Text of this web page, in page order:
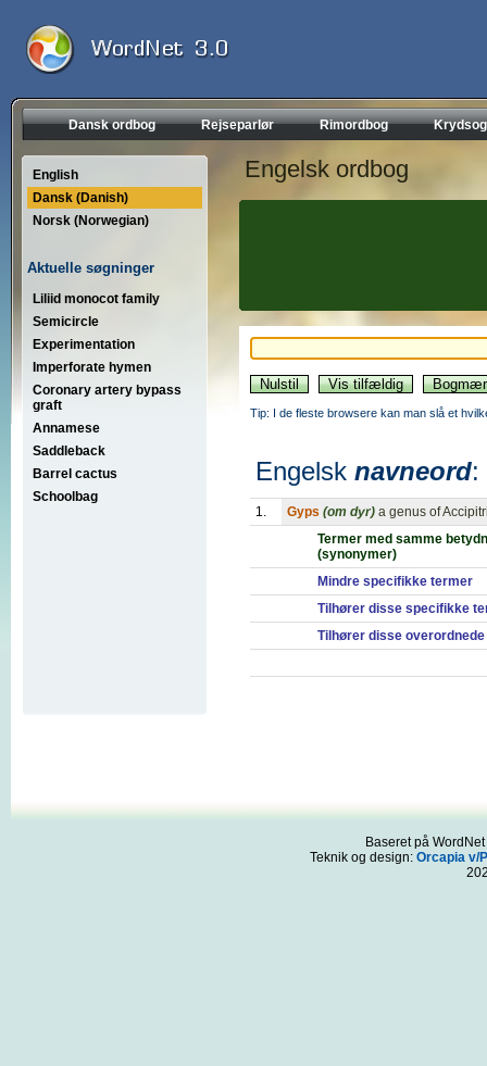
Dansk ordbog Rejseparlør Rimordbog
English
Dansk (Danish)
Norsk (Norwegian)
Aktuelle søgninger
Liliid monocot family
Semicircle
Experimentation
Imperforate hymen
Coronary artery bypass
graft
Annamese
Saddleback
Barrel cactus
Schoolbag
Engelsk ordbog
Tip: I de fleste browsere kan man slå et
Engelsk navneord:
1. Gyps (om dyr) a genus of
Termer med samme
(synonymer)
Mindre specifikke termer
Tilhører disse specifikke
Tilhører disse
Baseret på
Teknik og design: Orcapia v/